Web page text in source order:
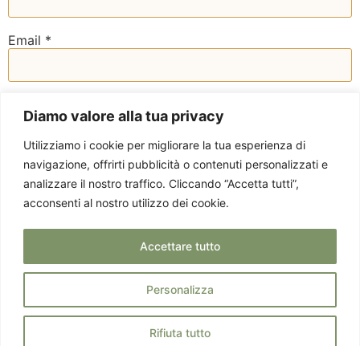
Diamo valore alla tua privacy
Utilizziamo i cookie per migliorare la tua esperienza di
navigazione, offrirti pubblicità o contenuti personalizzati e
analizzare il nostro traffico. Cliccando “Accetta tutti”,
acconsenti al nostro utilizzo dei cookie.
Personalizza
Rifiuta tutto
Accettare tutto
Email *
© 2025 EMOTICIBO.
Via Staurenghi 37 -
21100 Varese - P. IVA
Privacy Policy